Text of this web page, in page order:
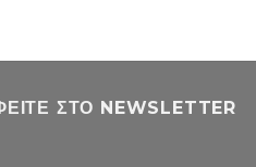
ΣΤΟ NEWSLETTER